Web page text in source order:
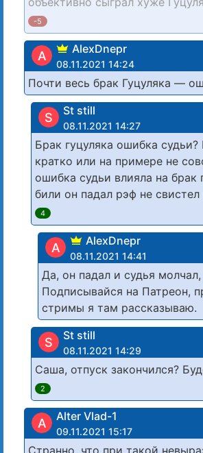
-5
A AlexDnepr
08.11.2021 14:24
Почти весь брак Гуцуляка —
S St still
08.11.2021 14:27
Брак гуцуляка ошибка
кратко или на примере не
ошибка судьи влияла на брак
били он падал рэф не свистел
4
A AlexDnepr
08.11.2021 14:41
Да, он падал и судья
Подписывайся на Патреон,
стримы я там рассказываю.
S St still
08.11.2021 14:29
Саша, отпуск закончился?
2
A Alter Vlad-1
09.11.2021 15:17
Странно, что при такой